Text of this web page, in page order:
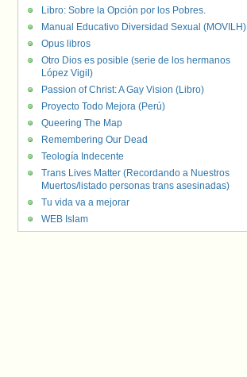
Libro: Sobre la Opción por los Pobres.
Manual Educativo Diversidad Sexual (MOVILH)
Opus libros
Otro Dios es posible (serie de los hermanos
López Vigil)
Passion of Christ: A Gay Vision (Libro)
Proyecto Todo Mejora (Perú)
Queering The Map
Remembering Our Dead
Teología Indecente
Trans Lives Matter (Recordando a Nuestros
Muertos/listado personas trans asesinadas)
Tu vida va a mejorar
WEB Islam